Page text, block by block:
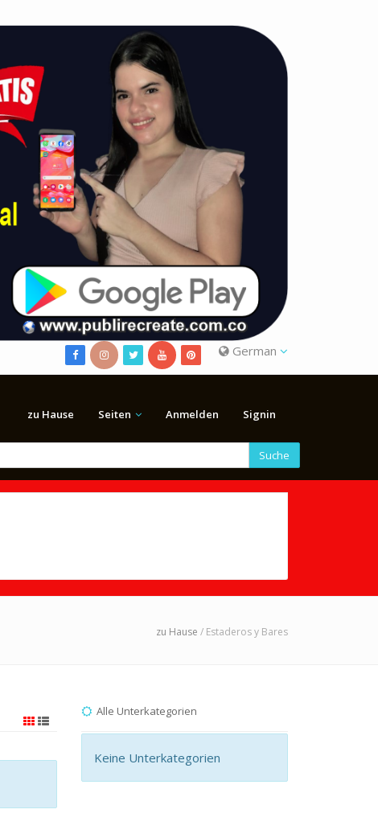
German
zu Hause Seiten Anmelden Signin
Suche
zu Hause / Estaderos y Bares
Alle Unterkategorien
Keine Unterkategorien